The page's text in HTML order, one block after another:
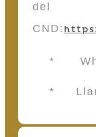
del
CND:
*
*